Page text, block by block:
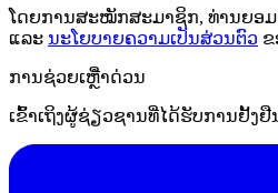
ໂດຍການສະໝັກສະມາຊິກ, ທ່ານຍອ
ແລະ ນະໂຍບາຍຄວາມເປັນສ່ວນຕົວ ຂ
ການຊ່ວຍເຫຼືໍາດ່ວນ
ເຂົ້າເຖິງຜູ້ຊ່ຽວຊານທີ່ໄດ້ຮັບການຢັ້ງຢື